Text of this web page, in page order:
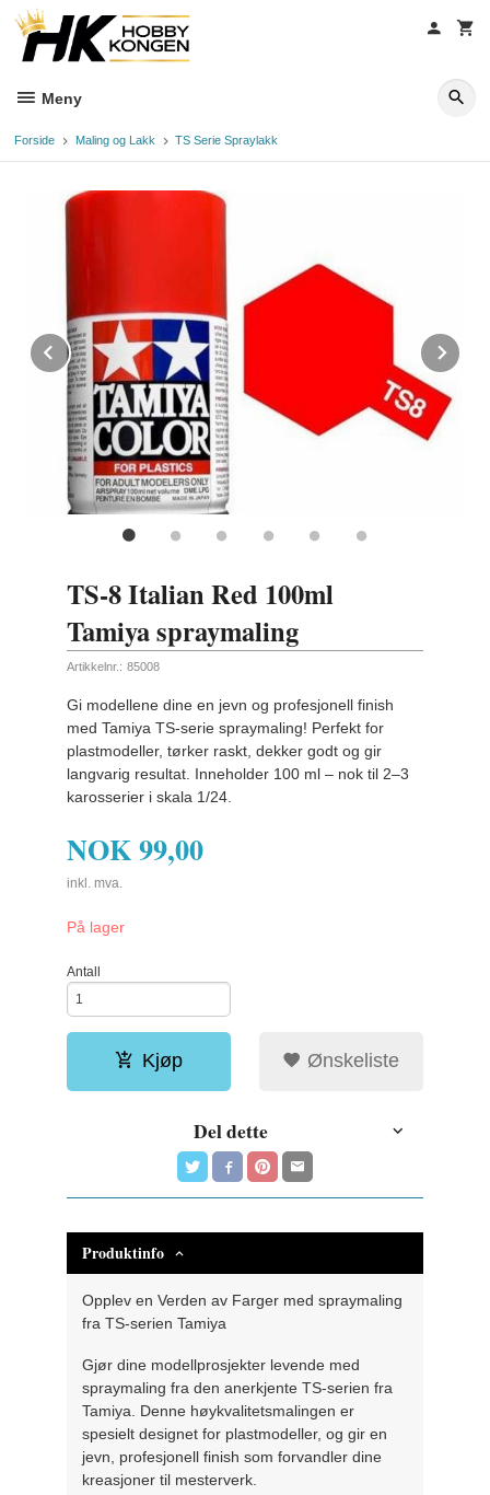
innholdet
Meny
Forside Maling og Lakk TS Serie Spraylakk
Prev
TS-8 Italian Red 100ml
Tamiya spraymaling
Artikkelnr.: 85008
Gi modellene dine en jevn og profesjonell finish
med Tamiya TS-serie spraymaling! Perfekt for
plastmodeller, tørker raskt, dekker godt og gir
langvarig resultat. Inneholder 100 ml – nok til 2–3
karosserier i skala 1/24.
NOK99,00
inkl. mva.
På lager
Antall
Kjøp Ønskeliste
Del dette
Produktinfo
Opplev en Verden av Farger med spraymaling
fra TS-serien Tamiya
Gjør dine modellprosjekter levende med
spraymaling fra den anerkjente TS-serien fra
Tamiya. Denne høykvalitetsmalingen er
spesielt designet for plastmodeller, og gir en
jevn, profesjonell finish som forvandler dine
kreasjoner til mesterverk.